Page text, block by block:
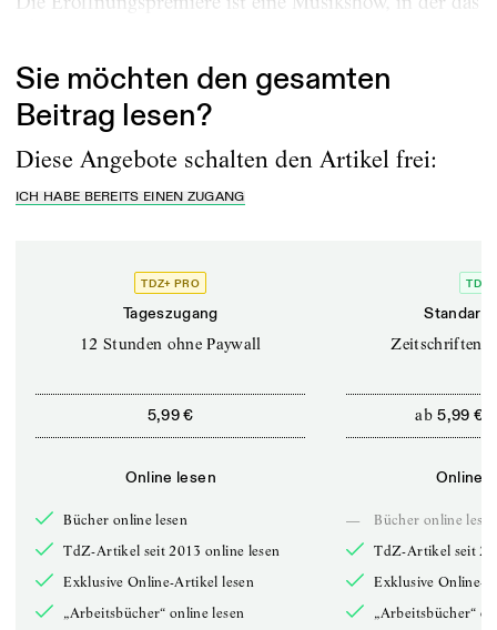
Sie möchten den gesamten
Beitrag lesen?
Diese Angebote schalten den Artikel frei:
ICH HABE BEREITS EINEN ZUGANG
TDZ+ PRO
Tageszugang
12 Stunden ohne Paywall
5,99 €
Online lesen
Bücher online lesen
TdZ-Artikel seit 2013 online lesen
Exklusive Online-Artikel lesen
„Arbeitsbücher“ online lesen
TDZ+
Standard
Zeitschriften
ab 5,99 €
Online
—
Bücher online
TdZ-Artikel seit
Exklusive Online-
„Arbeitsbücher“